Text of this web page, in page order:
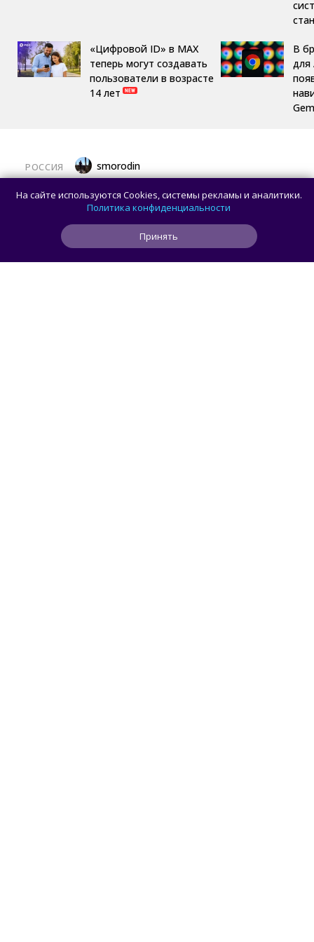
«Цифровой ID» в MAX
теперь могут создавать
пользователи в возрасте
14 лет
В
для
РОССИЯ smorodin
MAX откроет API и документацию, чтобы
разработчики могли создавать
сторонние клиенты
На сайте используются Cookies, системы рекламы и аналитики.
Политика конфиденциальности
Принять